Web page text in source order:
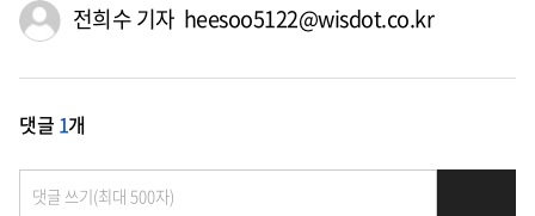
전희수 기자 heesoo5122@wisdot.co.kr
댓글 1개